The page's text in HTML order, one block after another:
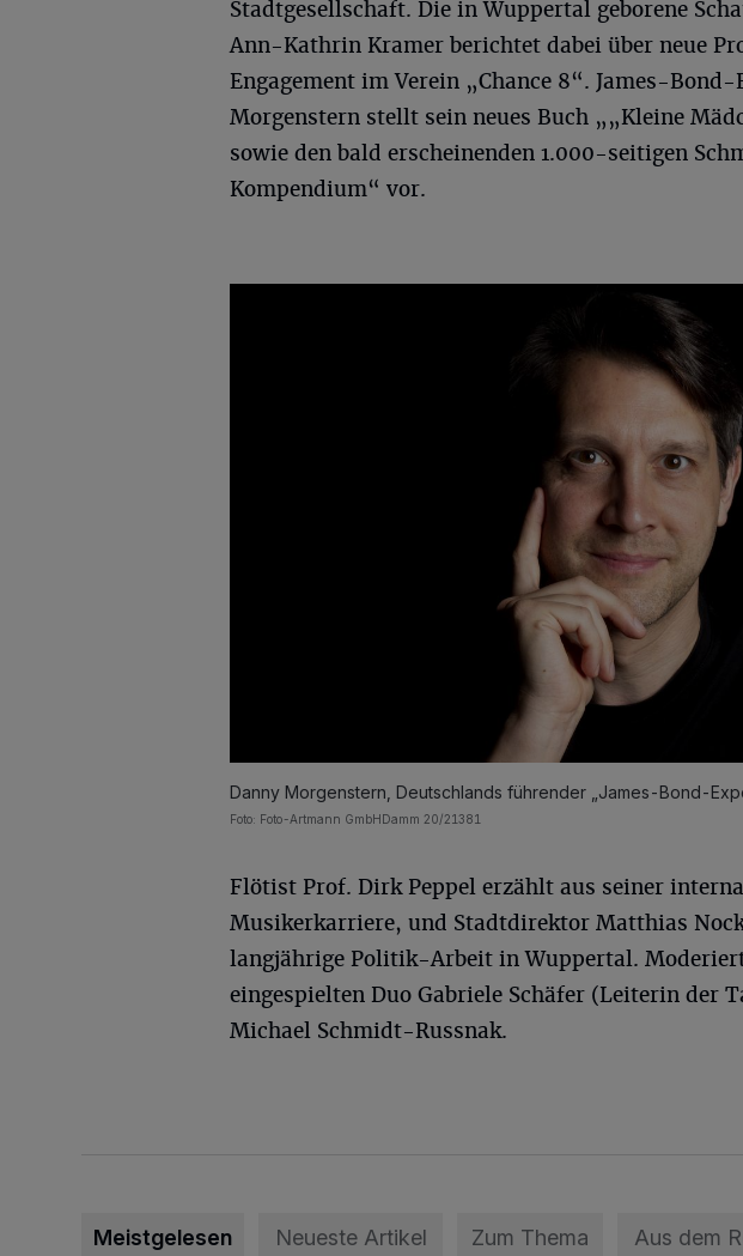
Stadtgesellschaft. Die in Wuppertal geborene
Ann-Kathrin Kramer berichtet dabei über neue
Engagement im Verein „Chance 8“. James-
Morgenstern stellt sein neues Buch „„Kleine
sowie den bald erscheinenden 1.000-seitigen
Kompendium“ vor.
Danny Morgenstern, Deutschlands führender „James-Bond-
Foto: Foto-Artmann GmbHDamm 20/21381
Flötist Prof. Dirk Peppel erzählt aus seiner
Musikerkarriere, und Stadtdirektor Matthias
langjährige Politik-Arbeit in Wuppertal.
eingespielten Duo Gabriele Schäfer (Leiterin der
Michael Schmidt-Russnak.
Meistgelesen Neueste Artikel Zum Thema Aus dem